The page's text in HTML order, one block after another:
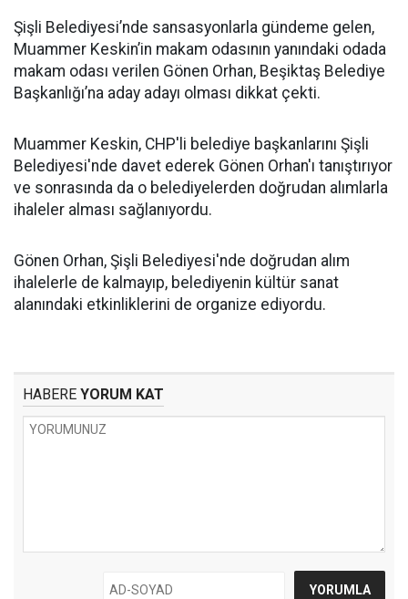
Şişli Belediyesi’nde sansasyonlarla gündeme gelen,
Muammer Keskin’in makam odasının yanındaki odada
makam odası verilen Gönen Orhan, Beşiktaş Belediye
Başkanlığı’na aday adayı olması dikkat çekti.
Muammer Keskin, CHP'li belediye başkanlarını Şişli
Belediyesi'nde davet ederek Gönen Orhan'ı tanıştırıyor
ve sonrasında da o belediyelerden doğrudan alımlarla
ihaleler alması sağlanıyordu.
Gönen Orhan, Şişli Belediyesi'nde doğrudan alım
ihalelerle de kalmayıp, belediyenin kültür sanat
alanındaki etkinliklerini de organize ediyordu.
HABERE YORUM KAT